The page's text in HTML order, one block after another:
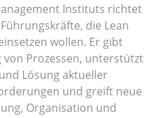
Instituts richtet
die Lean
wollen. Er gibt
Prozessen, unterstützt
Lösung aktueller
und greift neue
Organisation und